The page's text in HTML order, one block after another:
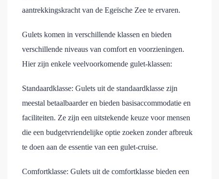
aantrekkingskracht van de Egeïsche Zee te ervaren.
Gulets komen in verschillende klassen en bieden
verschillende niveaus van comfort en voorzieningen.
Hier zijn enkele veelvoorkomende gulet-klassen:
Standaardklasse: Gulets uit de standaardklasse zijn
meestal betaalbaarder en bieden basisaccommodatie en
faciliteiten. Ze zijn een uitstekende keuze voor mensen
die een budgetvriendelijke optie zoeken zonder afbreuk
te doen aan de essentie van een gulet-cruise.
Comfortklasse: Gulets uit de comfortklasse bieden een